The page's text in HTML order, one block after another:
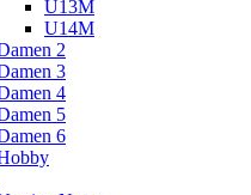
U13M
U14M
2
3
4
5
6